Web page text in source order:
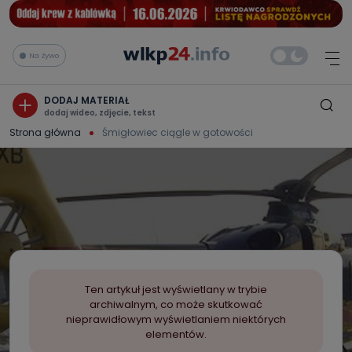
Na żywo
DODAJ MATERIAŁ
dodaj wideo, zdjęcie, tekst
Strona główna Śmigłowiec ciągle w gotowości
Ten artykuł jest wyświetlany w trybie
archiwalnym, co może skutkować
nieprawidłowym wyświetlaniem niektórych
elementów.